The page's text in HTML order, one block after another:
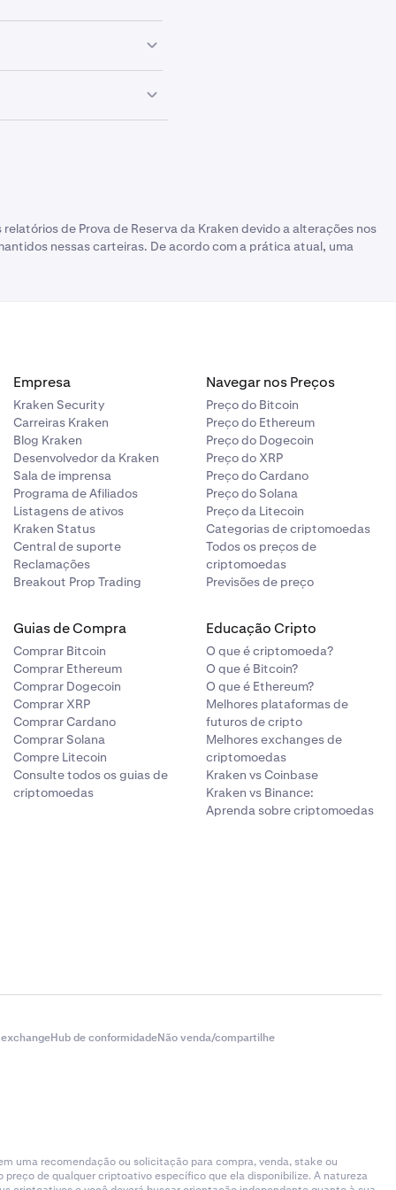
de seus
em
que
foi criado.
e verifica
Tree e,
de
a
o
Bitcoin
seu saldo
de Prova
negativo no
BTC no
saldo de
Prova de
para o
saldo de
Reserva de
de Prova
seu
não
Reserva de
do Kraken
mais
de
do relatório,
não foram
cliente.
de Prova de Reserva da Kraken devido a alterações nos
nessas carteiras. De acordo com a prática atual, uma
Empresa
Kraken Security
Carreiras Kraken
Blog Kraken
Desenvolvedor da Kraken
Sala de imprensa
Programa de Afiliados
Listagens de ativos
Kraken Status
Central de suporte
Reclamações
Breakout Prop Trading
Navegar nos Preços
Preço do Bitcoin
Preço do Ethereum
Preço do Dogecoin
Preço do XRP
Preço do Cardano
Preço do Solana
Preço da Litecoin
Categorias de criptomoedas
Todos os preços de
criptomoedas
Previsões de preço
Guias de Compra
Comprar Bitcoin
Comprar Ethereum
Comprar Dogecoin
Comprar XRP
Comprar Cardano
Comprar Solana
Compre Litecoin
Consulte todos os guias de
criptomoedas
Educação Cripto
O que é criptomoeda?
O que é Bitcoin?
O que é Ethereum?
Melhores plataformas de
futuros de cripto
Melhores exchanges de
criptomoedas
Kraken vs Coinbase
Kraken vs Binance:
Aprenda sobre criptomoedas
Hub de conformidadeNão venda/compartilhe
uma recomendação ou solicitação para compra, venda, stake ou
de qualquer criptoativo específico que ela disponibilize. A natureza